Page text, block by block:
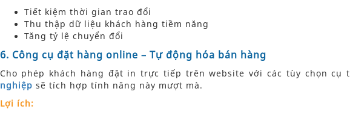
Tiết kiệm thời gian trao đổi
Thu thập dữ liệu khách hàng tiềm năng
Tăng tỷ lệ chuyển đổi
6. Công cụ đặt hàng online – Tự động hóa bán hàng
Cho phép khách hàng đặt in trực tiếp trên website với các tùy chọn cụ
nghiệp sẽ tích hợp tính năng này mượt mà.
Lợi ích: